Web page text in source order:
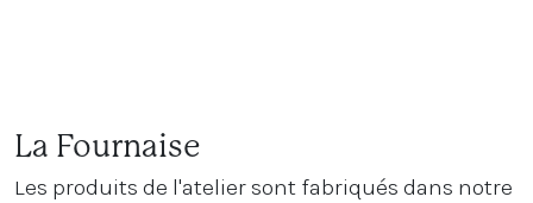
La Fournaise
Les produits de l'atelier sont fabriqués dans notre